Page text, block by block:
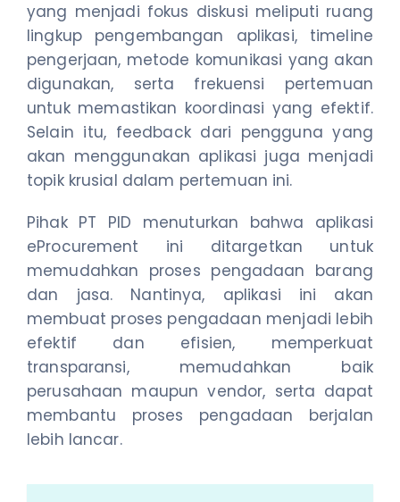
yang menjadi fokus diskusi meliputi ruang
lingkup pengembangan aplikasi, timeline
pengerjaan, metode komunikasi yang akan
digunakan, serta frekuensi pertemuan
untuk memastikan koordinasi yang efektif.
Selain itu, feedback dari pengguna yang
akan menggunakan aplikasi juga menjadi
topik krusial dalam pertemuan ini.
Pihak PT PID menuturkan bahwa aplikasi
eProcurement ini ditargetkan untuk
memudahkan proses pengadaan barang
dan jasa. Nantinya, aplikasi ini akan
membuat proses pengadaan menjadi lebih
efektif dan efisien, memperkuat
transparansi, memudahkan baik
perusahaan maupun vendor, serta dapat
membantu proses pengadaan berjalan
lebih lancar.